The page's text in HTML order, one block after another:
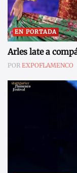
EN PORTADA
Arles late a
POR EXPOFLAMENCO